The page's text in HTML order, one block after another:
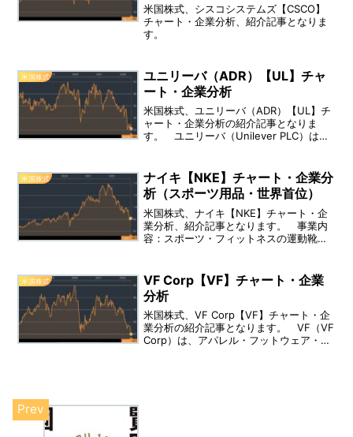
米国株式、シスコシステムズ【CSCO】
チャート・企業分析、紹介記事となりま
す。
米国株式
ユニリーバ（ADR）【UL】チャ
ート・企業分析
米国株式、ユニリーバ（ADR）【UL】チ
ャート・企業分析の紹介記事となりま
す。 ユニリーバ（Unilever PLC）は、
12月、業種：金融業、配当利回り：
４.10％ 事業内容：同社は4つの事業セ
グメントを運営する。
米国株式
ナイキ【NKE】チャート・企業分
析（スポーツ用品・世界首位）
米国株式、ナイキ【NKE】チャート・企
業分析、紹介記事となります。 事業内
容：スポーツ・フィットネスの運動靴・
業です。 設立：1969年、上場：1980年
12月、決算：05月、業種：小売業、配当
利回り：1.38％（直近）
米国株式
VF Corp【VF】チャート・企業
分析
米国株式、VF Corp【VF】チャート・企
業分析の紹介記事となります。 VF（VF
Corp）は、アパレル・フットウェア・ア